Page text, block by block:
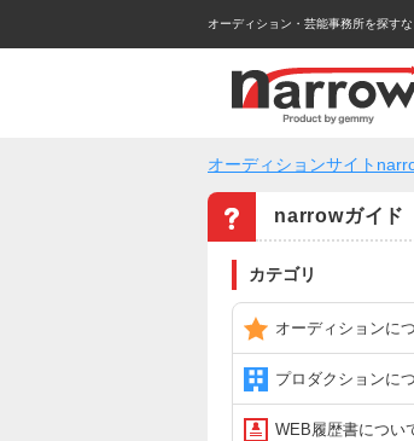
オーディション・芸能事務所を探す
オーディションサイト
narrowガイド
カテゴリ
オーディションに
プロダクションに
WEB履歴書につい